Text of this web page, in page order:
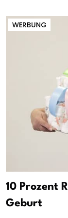
WERBUNG
10 Prozent
Geburt